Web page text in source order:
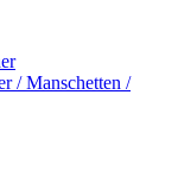
/ Manschetten /